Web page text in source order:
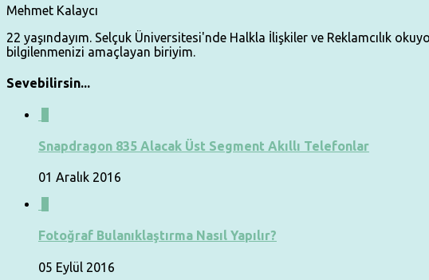
Mehmet Kalaycı
22 yaşındayım. Selçuk Üniversitesi'nde Halkla İlişkiler ve Reklamcılık
bilgilenmenizi amaçlayan biriyim.
Sevebilirsin...
Snapdragon 835 Alacak Üst Segment Akıllı Telefonlar
01 Aralık 2016
Fotoğraf Bulanıklaştırma Nasıl Yapılır?
05 Eylül 2016